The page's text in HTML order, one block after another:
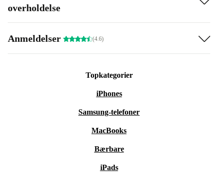
overholdelse
Anmeldelser (4.6)
Topkategorier
iPhones
Samsung-telefoner
MacBooks
Bærbare
iPads